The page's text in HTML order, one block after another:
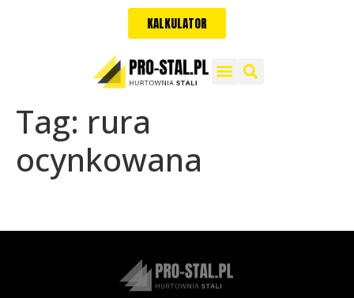
KALKULATOR
Tag: rura
ocynkowana